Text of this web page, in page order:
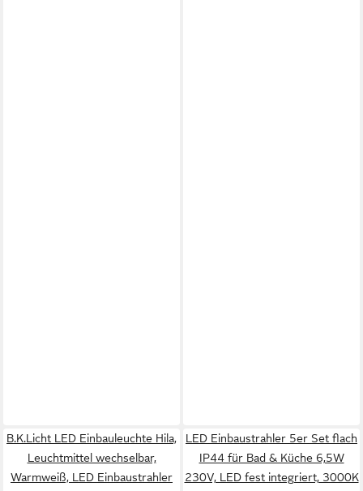
B.K.Licht LED Einbauleuchte Hila,
Leuchtmittel wechselbar,
Warmweiß, LED Einbaustrahler
LED Einbaustrahler 5er Set flach
IP44 für Bad & Küche 6,5W
230V, LED fest integriert, 3000K